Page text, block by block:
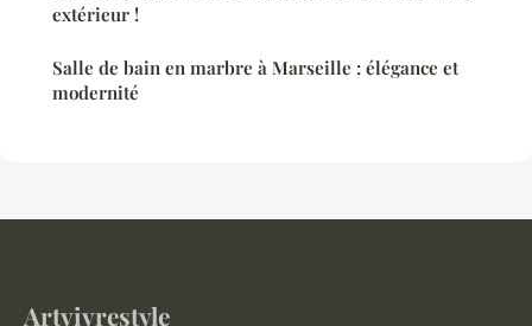
extérieur !
Salle de bain en marbre à Marseille : élégance et
modernité
Artvivrestyle